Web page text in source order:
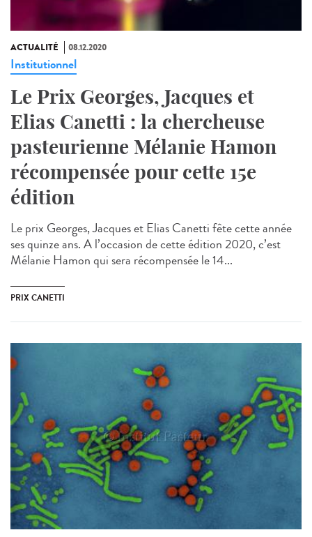
ACTUALITÉ 08.12.2020
Institutionnel
Le Prix Georges, Jacques et
Elias Canetti : la chercheuse
pasteurienne Mélanie Hamon
récompensée pour cette 15e
édition
Le prix Georges, Jacques et Elias Canetti fête cette année
ses quinze ans. A l’occasion de cette édition 2020, c’est
Mélanie Hamon qui sera récompensée le 14...
PRIX CANETTI